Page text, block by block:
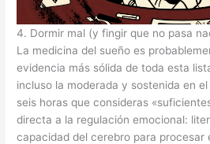
4. Dormir mal (y fingir que no pasa
La medicina del sueño es
evidencia más sólida de toda esta
incluso la moderada y sostenida en
seis horas que consideras
directa a la regulación emocional:
capacidad del cerebro para procesar